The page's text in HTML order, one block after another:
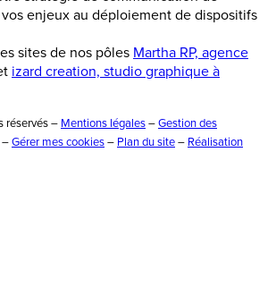
enjeux au déploiement de dispositifs
sites de nos pôles Martha RP, agence
izard creation, studio graphique à
réservés – Mentions légales–Gestion des
–Gérer mes cookies– Plan du site– Réalisation